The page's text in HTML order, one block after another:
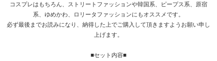
コスプレはもちろん、ストリートファッションや韓国系、ピープス系、原宿
系、ゆめかわ、ロリータファッションにもオススメです。
必ず最後までお読みになり、納得した上でご購入して頂きますようお願い申し
上げます。
■セット内容■